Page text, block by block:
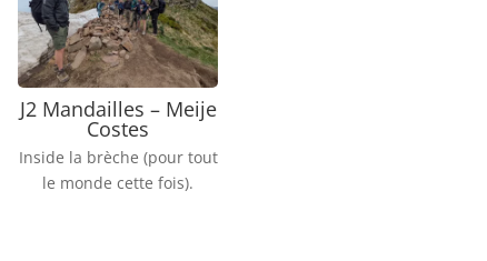
J2 Mandailles – Meije
Costes
Inside la brèche (pour tout
le monde cette fois).